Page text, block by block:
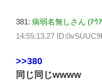
381: 病弱名無しさん (ｱｳ
14:55:13.27
>>380
同じ同じwwww